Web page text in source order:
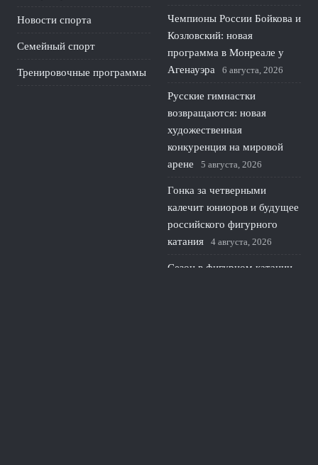
Новости спорта
Семейный спорт
Тренировочные программы
Чемпионы России Бойкова и
Козловский: новая
программа в Монреале у
Агенауэра
6 августа, 2026
Русские гимнастки
возвращаются: новая
художественная
конкуренция на мировой
арене
5 августа, 2026
Гонка за четверными
калечит юниоров и будущее
российского фигурного
катания
4 августа, 2026
Сезон в фигурном катании